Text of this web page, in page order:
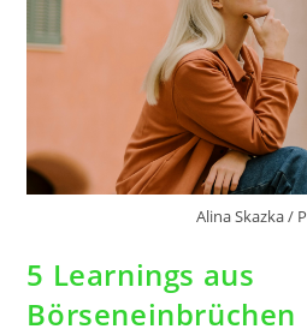
Alina Skazka /
5 Learnings aus
Börseneinbrüchen